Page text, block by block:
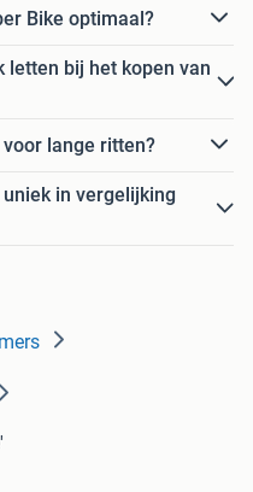
Bike optimaal?
letten bij het kopen van
lange ritten?
in vergelijking